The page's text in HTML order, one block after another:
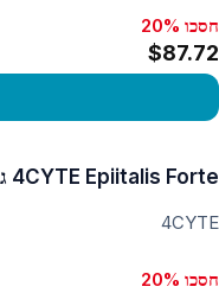
חסכו 20%
$87.72
4CYTE Epiitalis Forte ג'ל לתמיכה במפרקים לכלבים 100 מ"ל
4CYTE
חסכו 20%